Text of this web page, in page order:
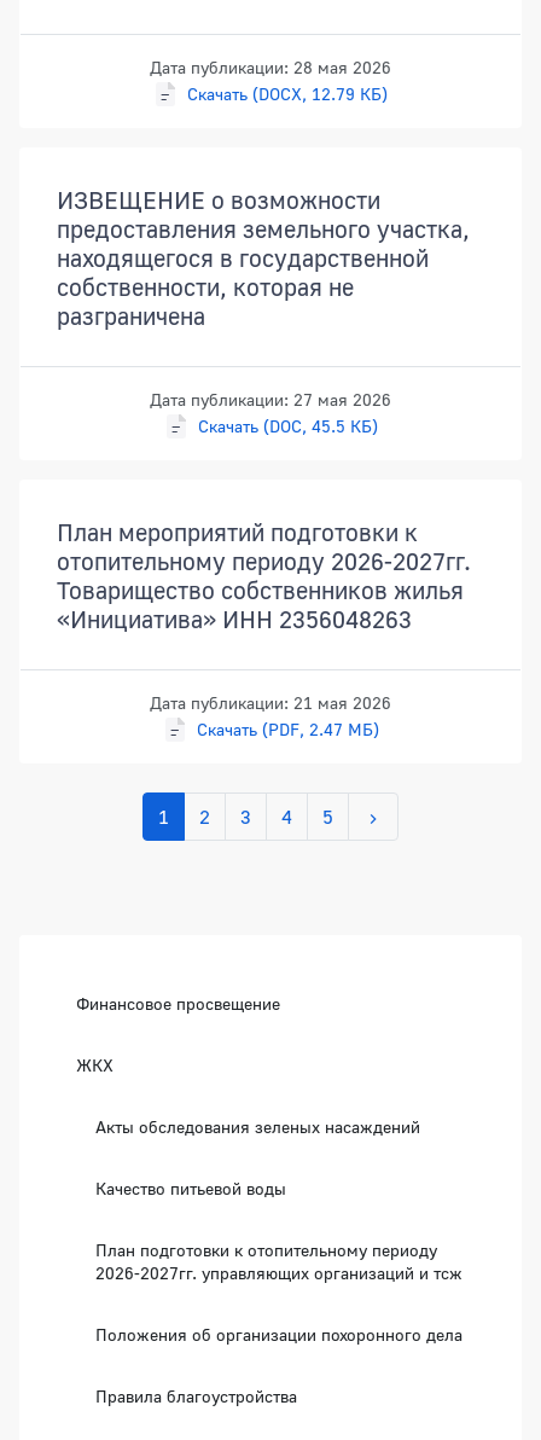
Дата публикации: 28 мая 2026
Скачать (DOCX, 12.79 КБ)
ИЗВЕЩЕНИЕ о возможности
предоставления земельного участка,
находящегося в государственной
собственности, которая не
разграничена
Дата публикации: 27 мая 2026
Скачать (DOC, 45.5 КБ)
План мероприятий подготовки к
отопительному периоду 2026-2027гг.
Товарищество собственников жилья
«Инициатива» ИНН 2356048263
Дата публикации: 21 мая 2026
Скачать (PDF, 2.47 МБ)
1 2 3 4 5
Финансовое просвещение
ЖКХ
Акты обследования зеленых насаждений
Качество питьевой воды
План подготовки к отопительному периоду
2026-2027гг. управляющих организаций и тсж
Положения об организации похоронного дела
Правила благоустройства